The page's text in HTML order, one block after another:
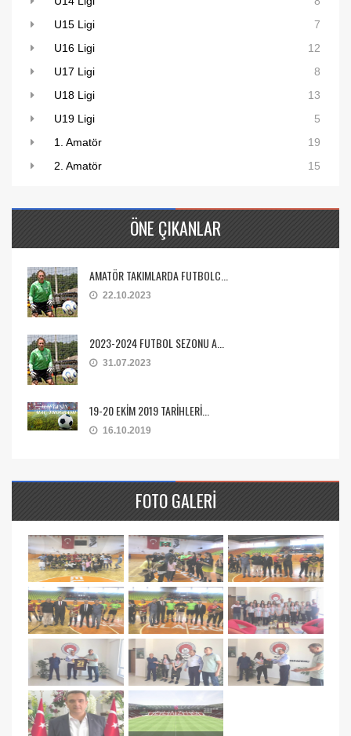
U15 Ligi
7
U16 Ligi
12
U17 Ligi
8
U18 Ligi
13
U19 Ligi
5
1. Amatör
19
2. Amatör
15
ÖNE ÇIKANLAR
AMATÖR TAKIMLARDA FUTBOLC...
22.10.2023
2023-2024 FUTBOL SEZONU A...
31.07.2023
19-20 EKİM 2019 TARİHLERİ...
16.10.2019
FOTO GALERI